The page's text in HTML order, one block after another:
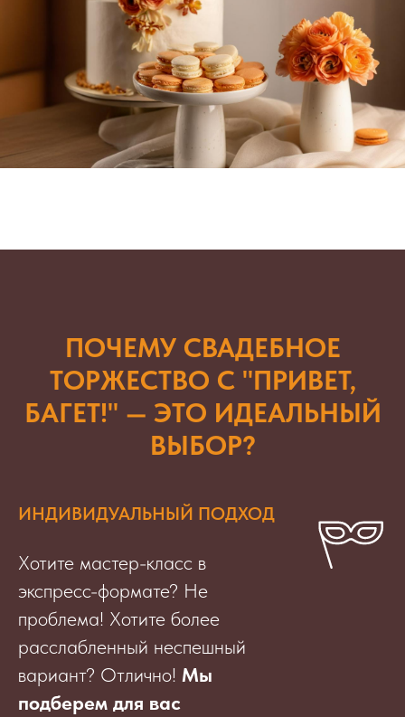
ПОЧЕМУ СВАДЕБНОЕ
ТОРЖЕСТВО С "ПРИВЕТ,
БАГЕТ!" — ЭТО ИДЕАЛЬНЫЙ
ВЫБОР?
ИНДИВИДУАЛЬНЫЙ ПОДХОД
Хотите мастер-класс в
экспресс-формате? Не
проблема! Хотите более
расслабленный неспешный
вариант? Отлично! Мы
подберем для вас